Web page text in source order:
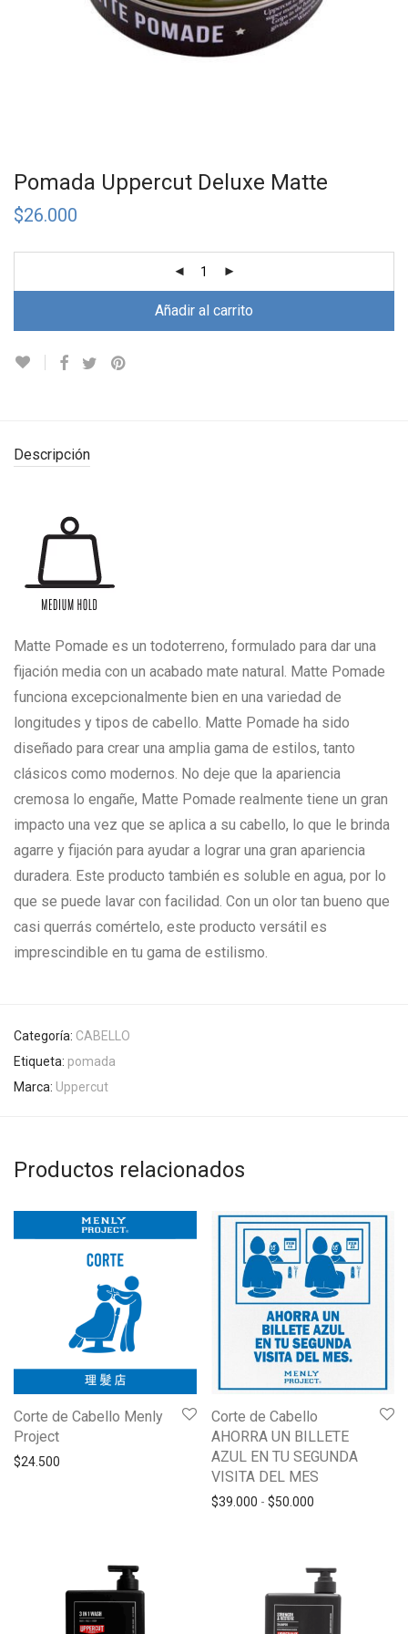
Pomada Uppercut Deluxe Matte
$26.000
Añadir al carrito
Descripción
Matte Pomade es un todoterreno, formulado para dar una
fijación media con un acabado mate natural. Matte Pomade
funciona excepcionalmente bien en una variedad de
longitudes y tipos de cabello. Matte Pomade ha sido
diseñado para crear una amplia gama de estilos, tanto
clásicos como modernos. No deje que la apariencia
cremosa lo engañe, Matte Pomade realmente tiene un gran
impacto una vez que se aplica a su cabello, lo que le brinda
agarre y fijación para ayudar a lograr una gran apariencia
duradera. Este producto también es soluble en agua, por lo
que se puede lavar con facilidad. Con un olor tan bueno que
casi querrás comértelo, este producto versátil es
imprescindible en tu gama de estilismo.
Categoría: CABELLO
Etiqueta: pomada
Marca: Uppercut
Productos relacionados
Corte de Cabello Menly
Project
$24.500
Corte de Cabello
AHORRA UN BILLETE
AZUL EN TU SEGUNDA
VISITA DEL MES
$39.000 - $50.000